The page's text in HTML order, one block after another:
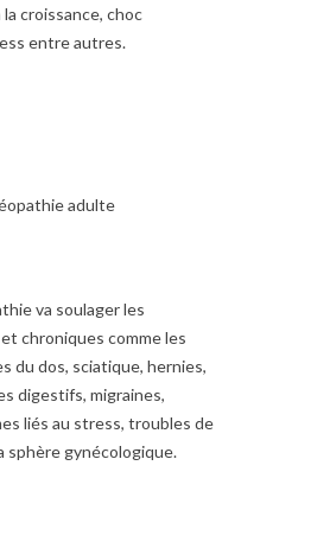
croissance, choc
entre autres.
va soulager les
chroniques comme les
du dos, sciatique, hernies,
digestifs, migraines,
liés au stress, troubles de
sphère gynécologique.